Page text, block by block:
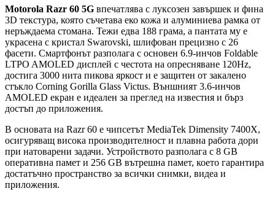
Motorola Razr 60 5G впечатлява с луксозен завършек и фина
3D текстура, която съчетава еко кожа и алуминиева рамка от
неръждаема стомана. Тежи едва 188 грама, а пантата му е
украсена с кристал Swarovski, шлифован прецизно с 26
фасети. Смартфонът разполага с основен 6.9-инчов Foldable
LTPO AMOLED дисплей с честота на опресняване 120Hz,
достига 3000 нита пикова яркост и е защитен от закалено
стъкло Corning Gorilla Glass Victus. Външният 3.6-инчов
AMOLED екран е идеален за преглед на известия и бърз
достъп до приложения.
В основата на Razr 60 е чипсетът MediaTek Dimensity 7400X,
осигуряващ висока производителност и плавна работа дори
при натоварени задачи. Устройството разполага с 8 GB
оперативна памет и 256 GB вътрешна памет, което гарантира
достатъчно пространство за всички снимки, видеа и
приложения.